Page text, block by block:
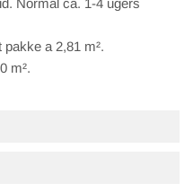
Normal ca. 1-4 ugers
a 2,81 m².
m².